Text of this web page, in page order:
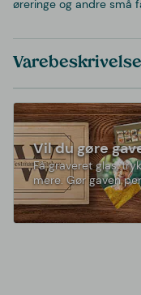
øreringe og andre små
Varebeskrivelse
Vil du gøre
Få graveret glas,
mere. Gør gaven